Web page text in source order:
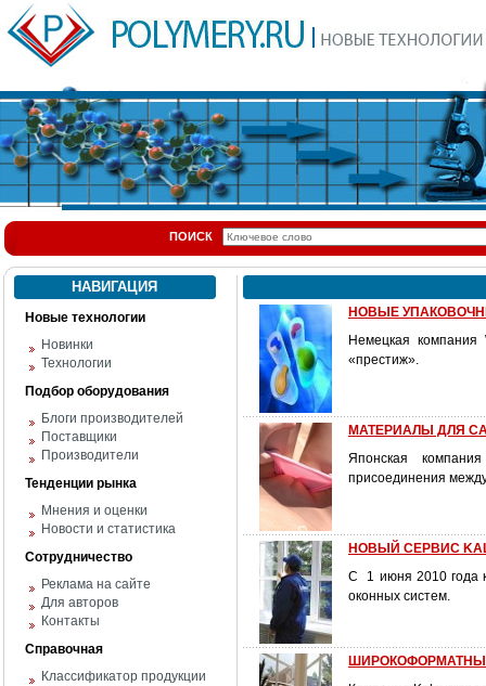
ПОИСК
НАВИГАЦИЯ
Новые технологии
Новинки
Технологии
Подбор оборудования
Блоги производителей
Поставщики
Производители
Тенденции рынка
Мнения и оценки
Новости и статистика
Сотрудничество
Реклама на сайте
Для авторов
Контакты
Справочная
Классификатор продукции
НОВЫЕ
Немецкая компания
«престиж».
МАТЕРИАЛЫ ДЛЯ
Японская
присоединения
НОВЫЙ СЕРВИС
С 1 июня 2010 года
оконных систем.